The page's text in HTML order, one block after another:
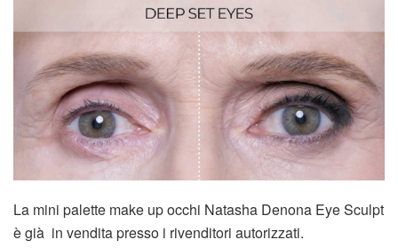
La mini palette make up occhi Natasha Denona Eye Sculpt
è già in vendita presso i rivenditori autorizzati.